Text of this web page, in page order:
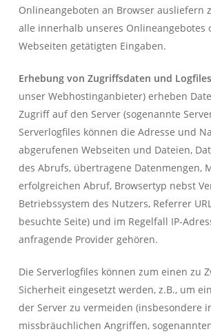
Onlineangeboten an Browser ausliefern
alle innerhalb unseres Onlineangebotes
Webseiten getätigten Eingaben.
Erhebung von Zugriffsdaten und Logfiles
unser Webhostinganbieter) erheben
Zugriff auf den Server (sogenannte
Serverlogfiles können die Adresse und
abgerufenen Webseiten und Dateien,
des Abrufs, übertragene Datenmengen,
erfolgreichen Abruf, Browsertyp nebst
Betriebssystem des Nutzers, Referrer
besuchte Seite) und im Regelfall IP-
anfragende Provider gehören.
Die Serverlogfiles können zum einen zu
Sicherheit eingesetzt werden, z.B., um
der Server zu vermeiden (insbesondere
missbräuchlichen Angriffen,